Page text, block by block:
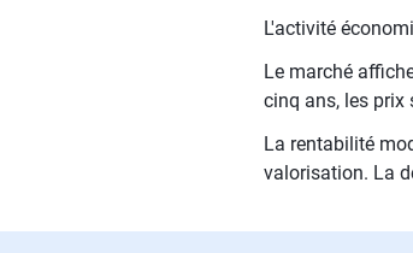
L'activité
Le marché
cinq ans, les prix
La rentabilité
valorisation. La